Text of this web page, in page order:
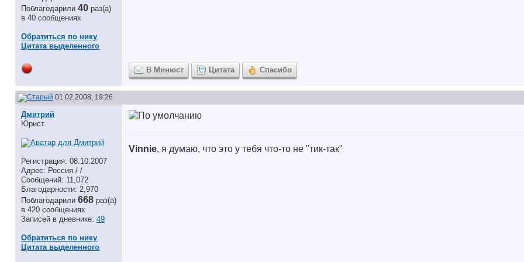
Поблагодарили 40 раз(а)
в 40 сообщениях
Обратиться по нику
Цитата выделенного
В Минюст Цитата Спасибо
01.02.2008, 19:26
Дмитрий
Юрист
Регистрация: 08.10.2007
Адрес: Россия / /
Сообщений: 11,072
Благодарности: 2,970
Поблагодарили 668 раз(а)
в 420 сообщениях
Записей в дневнике: 49
Обратиться по нику
Цитата выделенного
Vinnie, я думаю, что это у тебя что-то не "тик-так"